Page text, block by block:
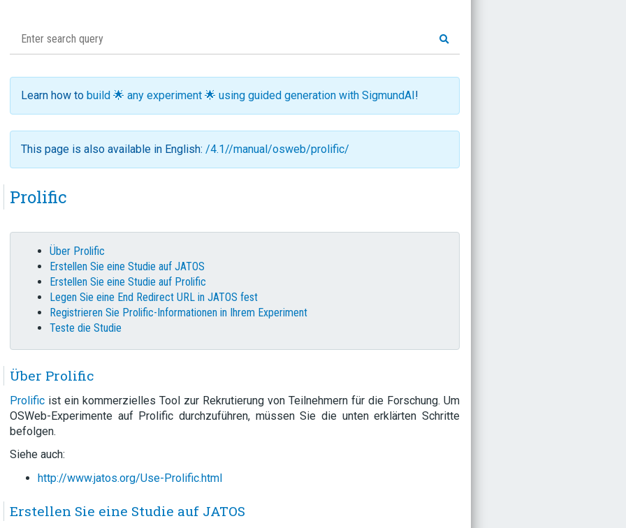
Learn how to build 🌟 any experiment 🌟 using guided generation with SigmundAI !
This page is also available in English: /4.1//manual/osweb/prolific/
Prolific
Über Prolific
Erstellen Sie eine Studie auf JATOS
Erstellen Sie eine Studie auf Prolific
Legen Sie eine End Redirect URL in JATOS fest
Registrieren Sie Prolific-Informationen in Ihrem Experiment
Teste die Studie
Über Prolific
Prolific ist ein kommerzielles Tool zur Rekrutierung von Teilnehmern für die Forschung. Um
OSWeb-Experimente auf Prolific durchzuführen, müssen Sie die unten erklärten Schritte
befolgen.
Siehe auch:
http://www.jatos.org/Use-Prolific.html
Erstellen Sie eine Studie auf JATOS